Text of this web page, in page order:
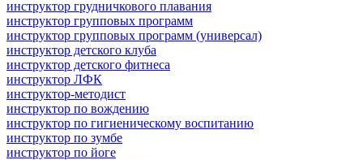
инструктор грудничкового плавания
инструктор групповых программ
инструктор групповых программ (универсал)
инструктор детского клуба
инструктор детского фитнеса
инструктор ЛФК
инструктор-методист
инструктор по вождению
инструктор по гигиеническому воспитанию
инструктор по зумбе
инструктор по йоге